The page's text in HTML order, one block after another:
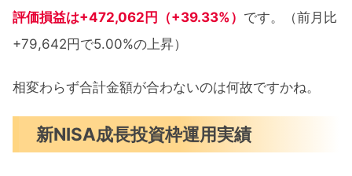
評価損益は+472,062円（+39.33%） です。（前月比
+79,642円で5.00%の上昇）
相変わらず合計金額が合わないのは何故ですかね。
新NISA成長投資枠運用実績